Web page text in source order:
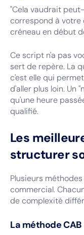
"Cela vaudrait
correspond à votre
créneau en début
Ce script n'a pas
sert de repère. La
c'est elle qui
d'aller plus loin. Un
qu'une heure
qualifié.
Les
structurer
Plusieurs
commercial.
de complexité
La méthode CAB